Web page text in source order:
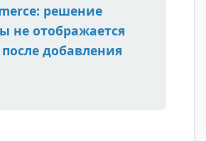
решение
не отображается
добавления